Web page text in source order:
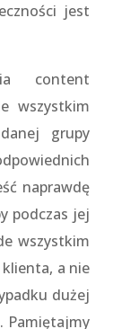
jest
content
wszystkim
grupy
naprawdę
podczas jej
wszystkim
a nie
dużej
Pamiętajmy